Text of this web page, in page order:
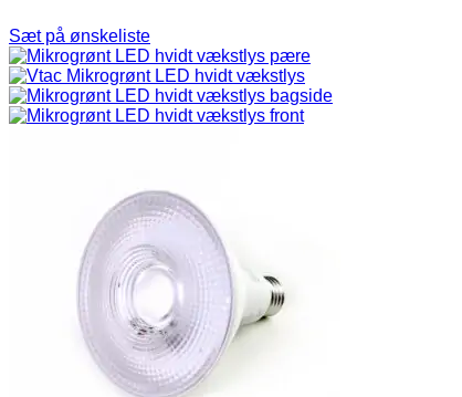
Sæt på ønskeliste